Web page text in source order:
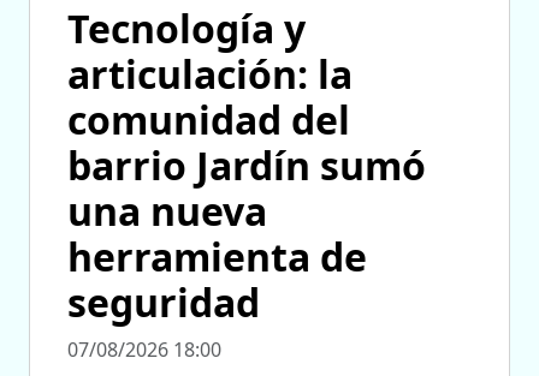
Tecnología y
articulación: la
comunidad del
barrio Jardín sumó
una nueva
herramienta de
seguridad
07/08/2026 18:00